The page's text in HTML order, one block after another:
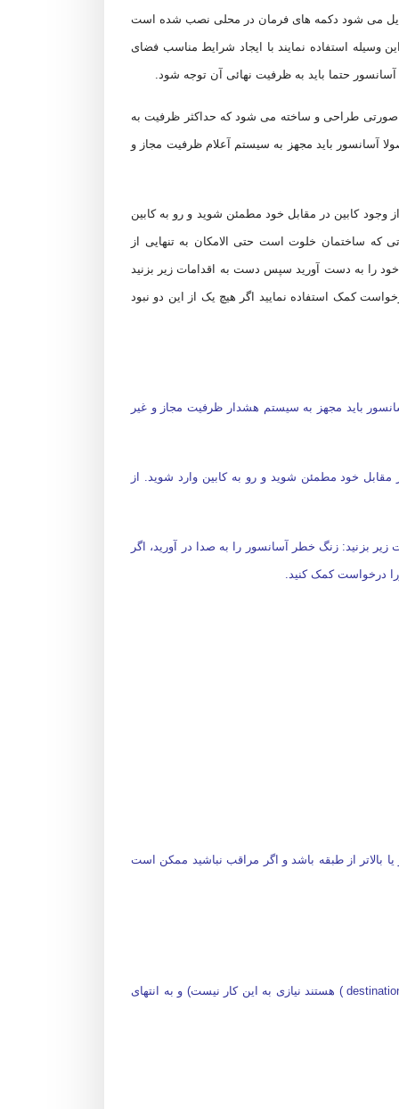
تبدیل می شود دکمه های فرمان در محلی نصب شده است
وسیله استفاده نمایند با ایجاد شرایط مناسب فضای
حتما باید به ظرفیت نهائی آن توجه شود.
آسانسور به صورتی طراحی و ساخته می شود که حداکثر ظرفیت به
آسانسور باید مجهز به سیستم آعلام ظرفیت مجاز و
وجود کابین در مقابل خود مطمئن شوید و رو به کابین
که ساختمان خلوت است حتی الامکان به تنهایی از
را به دست آورید سپس دست به اقدامات زیر بزنید
کمک استفاده نمایید اگر هیچ یک از این دو نبود
باید مجهز به سیستم هشدار ظرفیت مجاز و غیر
مقابل خود مطمئن شوید و رو به کابین وارد شوید. از
بزنید: زنگ خطر آسانسور را به صدا در آورید، اگر
درخواست کمک کنید.
بالاتر از طبقه باشد و اگر مراقب نباشید ممکن است
همین که سوار شدید سریعاً دکمه طبقه مورد نظر خود را فشار دهید (در آسانسورهایی که دارای سیستم کنترل مقصد ( destination dispatch ) هستند نیازی به این کار نیست) و به انتهای